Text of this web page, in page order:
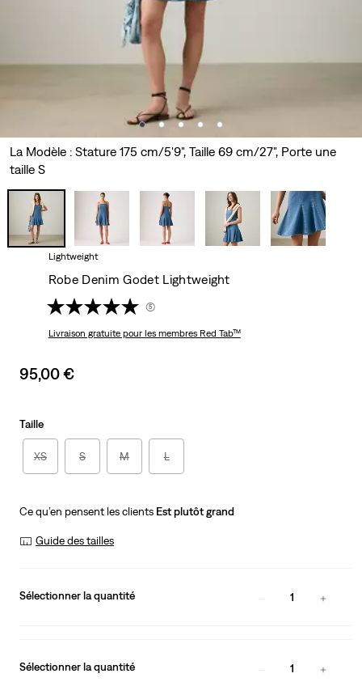
La Modèle : Stature 175 cm/5'9", Taille 69 cm/27", Porte une
taille S
Lightweight
Robe Denim Godet Lightweight
(5)
Livraison gratuitepour les membres Red Tab™
Sale
95,00 €
Taille
XS S M L
Ce qu’en pensent les clients Est plutôt grand
Guide des tailles
Sélectionner la quantité 1
Sélectionner la quantité 1